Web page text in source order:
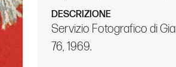
DESCRIZIONE
Servizio Fotografico di
76, 1969.